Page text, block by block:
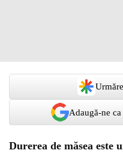
Adaugă-ne
Durerea de măsea este